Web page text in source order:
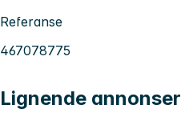
Referanse
467078775
Lignende annonser